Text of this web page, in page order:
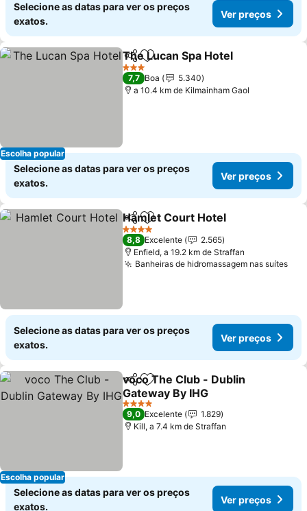
Selecione as datas para ver os preços
exatos.
Ver preços
Escolha popular
PartilharAdicionar aos favoritos
The Lucan Spa Hotel
3 Estrelas
7,7 Boa
5.340
a 10.4 km de Kilmainham Gaol
Selecione as datas para ver os preços
exatos.
Ver preços
PartilharAdicionar aos favoritos
Hamlet Court Hotel
4 Estrelas
8,8 Excelente
2.565
Enfield, a 19.2 km de Straffan
Banheiras de hidromassagem nas suítes
Selecione as datas para ver os preços
exatos.
Ver preços
Escolha popular
PartilharAdicionar aos favoritos
voco The Club - Dublin
Gateway By IHG
Ver preços
4 Estrelas
9,0 Excelente
1.829
Kill, a 7.4 km de Straffan
Selecione as datas para ver os preços
exatos.
Ver preços